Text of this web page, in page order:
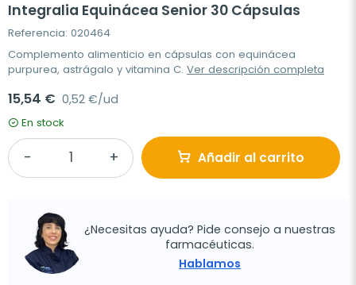
Integralia Equinácea Senior 30 Cápsulas
Referencia: 020464
Complemento alimenticio en cápsulas con equinácea
purpurea, astrágalo y vitamina C. Ver descripción completa
15,54 € 0,52 €/ud
En stock
Añadir al carrito
¿Necesitas ayuda? Pide consejo a nuestras
farmacéuticas.
Hablamos